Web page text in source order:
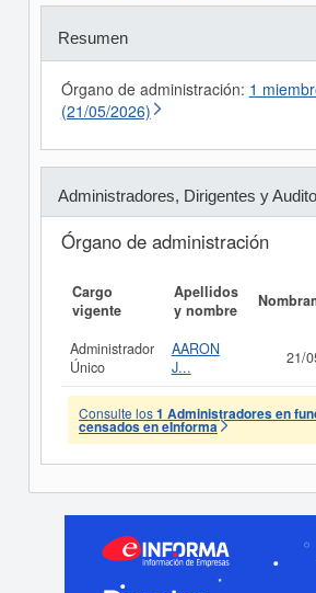
Resumen
Órgano de administración: 1
(21/05/2026)
Administradores, Dirigentes y
Órgano de administración
Cargo
vigente
Apellidos
y nombre
Administrador
Único
AARON
J...
21/
Consulte los1 Administradores en
censados en eInforma